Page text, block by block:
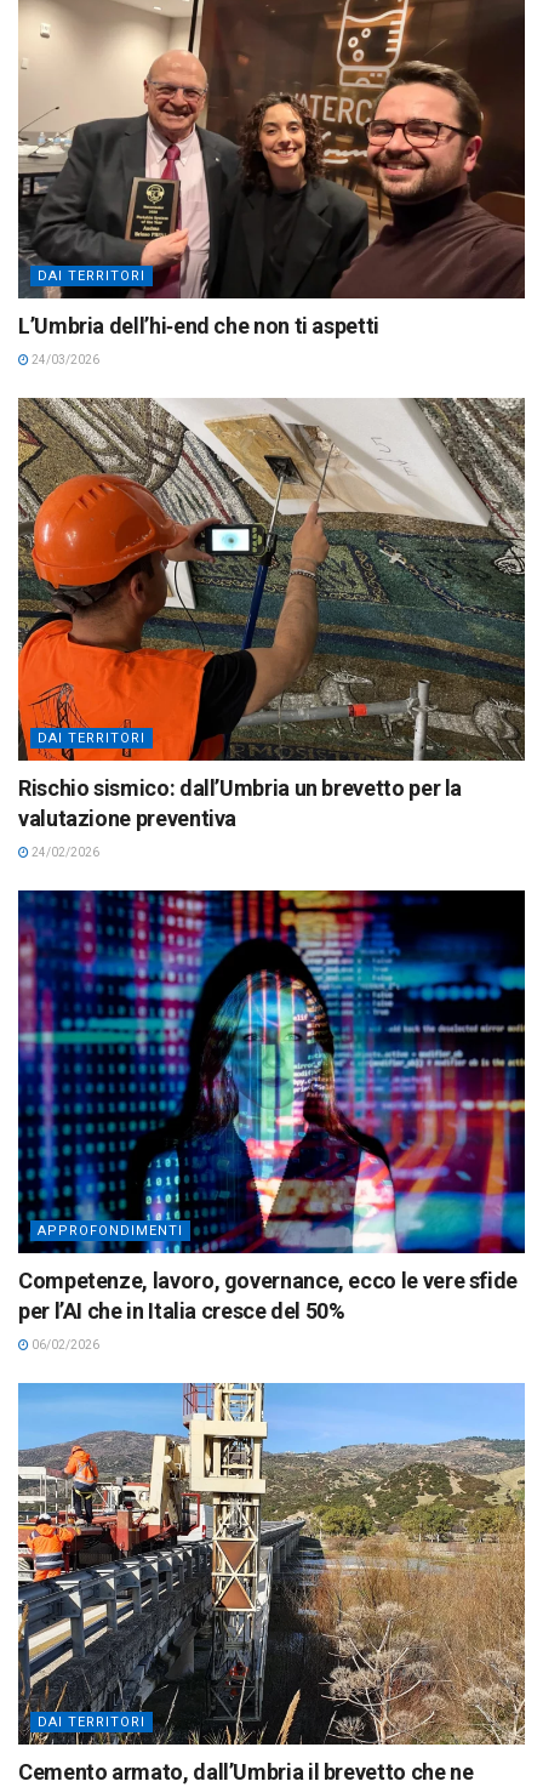
DAI TERRITORI
L’Umbria dell’hi‑end che non ti aspetti
24/03/2026
DAI TERRITORI
Rischio sismico: dall’Umbria un brevetto per la
valutazione preventiva
24/02/2026
APPROFONDIMENTI
Competenze, lavoro, governance, ecco le vere sfide
per l’AI che in Italia cresce del 50%
06/02/2026
DAI TERRITORI
Cemento armato, dall’Umbria il brevetto che ne